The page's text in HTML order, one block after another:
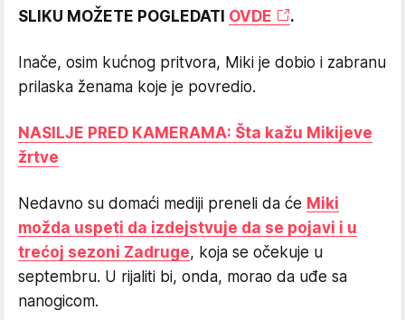
SLIKU MOŽETE POGLEDATI OVDE .
Inače, osim kućnog pritvora, Miki je dobio i zabranu
prilaska ženama koje je povredio.
NASILJE PRED KAMERAMA: Šta kažu Mikijeve
žrtve
Nedavno su domaći mediji preneli da će Miki
možda uspeti da izdejstvuje da se pojavi i u
trećoj sezoni Zadruge, koja se očekuje u
septembru. U rijaliti bi, onda, morao da uđe sa
nanogicom.